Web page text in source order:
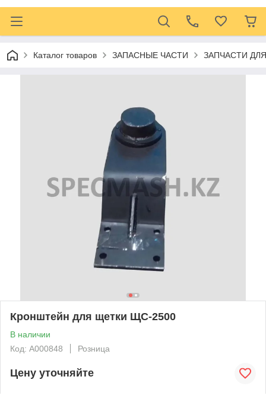
Каталог товаров ЗАПАСНЫЕ ЧАСТИ ЗАПЧАСТИ
Кронштейн для щетки ЩС-2500
В наличии
Код: А000848
Розница
Цену уточняйте